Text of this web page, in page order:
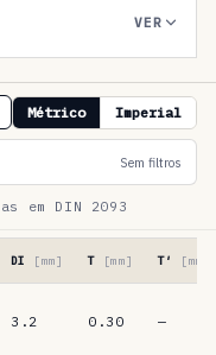
VER
Métrico Imperial
Sem filtros
em DIN 2093
DI [mm] T [mm] T′ [mm]
3.2 0.30 —